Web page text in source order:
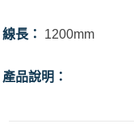
線長： 1200mm
產品說明：